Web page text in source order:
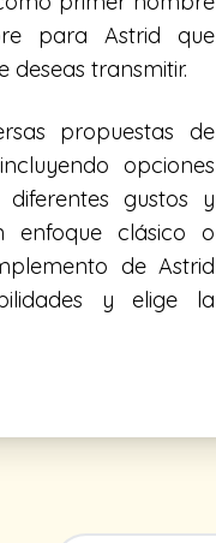
para Astrid que
deseas transmitir.
propuestas de
opciones
gustos y
enfoque clásico o
de Astrid
y elige la